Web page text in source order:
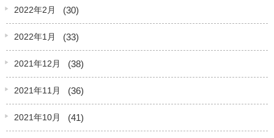
2022年2月 (30)
2022年1月 (33)
2021年12月 (38)
2021年11月 (36)
2021年10月 (41)